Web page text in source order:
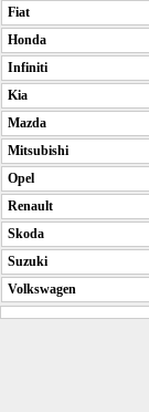
Fiat
Honda
Infiniti
Kia
Mazda
Mitsubishi
Opel
Renault
Skoda
Suzuki
Volkswagen